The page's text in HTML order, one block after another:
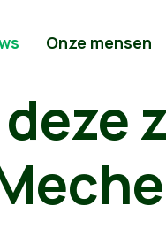
Onze mensen